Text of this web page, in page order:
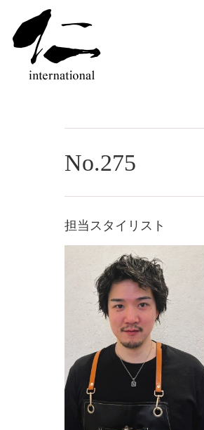
No.275
担当スタイリスト